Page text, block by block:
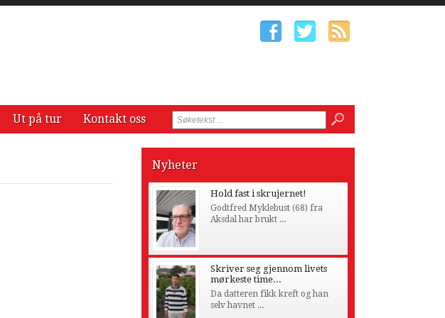
Ut på tur Kontakt oss
Nyheter
Hold fast i skrujernet!
Godtfred Myklebust (68) fra
Aksdal har brukt ...
Skriver seg gjennom livets
mørkeste time...
Da datteren fikk kreft og han
selv havnet ...